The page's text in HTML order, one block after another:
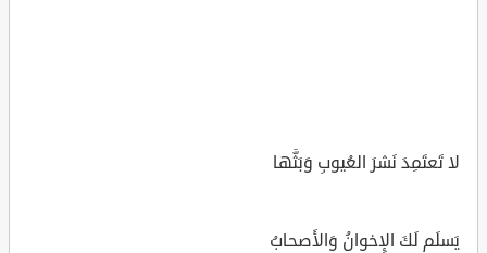
لا تَعتَمِدَ نَشرَ العُيوبِ وَبَثَّها
يَسلَم لَكَ الإِخوانُ وَالأَصحابُ